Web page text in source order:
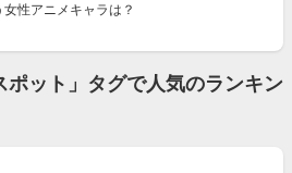
性アニメキャラは？
ポット」タグで人気のランキン